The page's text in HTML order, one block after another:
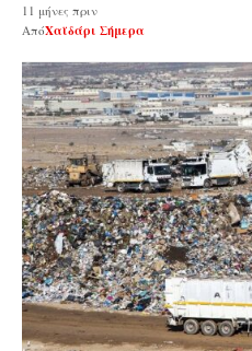
11 μήνες πριν
ΑπόΧαϊδάρι Σήμερα